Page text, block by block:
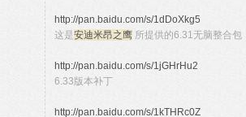
http://pan.baidu.com/s/1dDoXkg5
这是安迪米昂之鹰 所提供的6.31无脑整合包
http://pan.baidu.com/s/1jGHrHu2
6.33版本补丁
http://pan.baidu.com/s/1kTHRc0Z